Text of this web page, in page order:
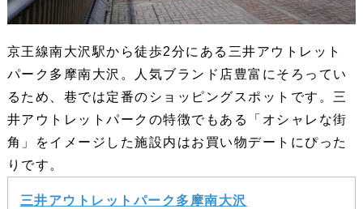
京王線南大沢駅から徒歩2分にある三井アウトレット
パーク多摩南大沢。人気ブランド店豊富にそろってい
るため、巷では定番のショッピングスポットです。三
井アウトレットパークの特徴でもある「オシャレな街
角」をイメージした施設内はお買い物デートにぴった
りです。
三井アウトレットパーク多摩南大沢